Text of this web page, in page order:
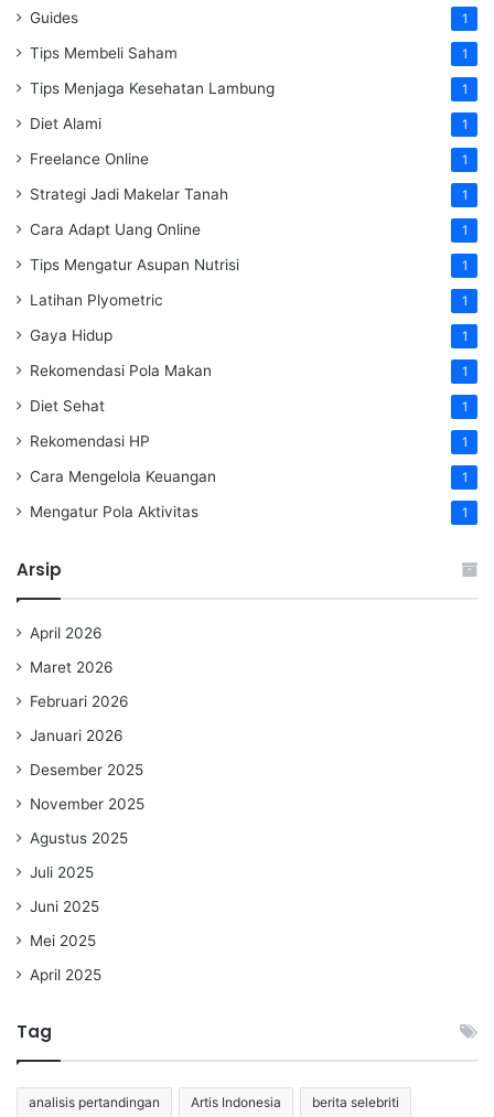
Guides 1
Tips Membeli Saham 1
Tips Menjaga Kesehatan Lambung 1
Diet Alami 1
Freelance Online 1
Strategi Jadi Makelar Tanah 1
Cara Adapt Uang Online 1
Tips Mengatur Asupan Nutrisi 1
Latihan Plyometric 1
Gaya Hidup 1
Rekomendasi Pola Makan 1
Diet Sehat 1
Rekomendasi HP 1
Cara Mengelola Keuangan 1
Mengatur Pola Aktivitas 1
Arsip
April 2026
Maret 2026
Februari 2026
Januari 2026
Desember 2025
November 2025
Agustus 2025
Juli 2025
Juni 2025
Mei 2025
April 2025
Tag
analisis pertandingan Artis Indonesia berita selebriti